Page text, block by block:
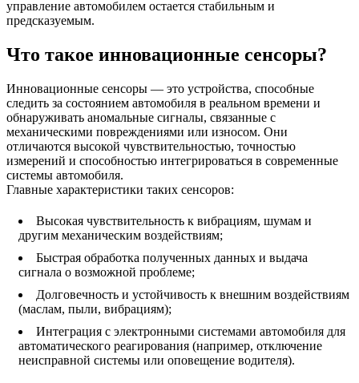
управление автомобилем остается стабильным и
предсказуемым.
Что такое инновационные сенсоры?
Инновационные сенсоры — это устройства, способные
следить за состоянием автомобиля в реальном времени и
обнаруживать аномальные сигналы, связанные с
механическими повреждениями или износом. Они
отличаются высокой чувствительностью, точностью
измерений и способностью интегрироваться в современные
системы автомобиля.
Главные характеристики таких сенсоров:
Высокая чувствительность к вибрациям, шумам и
другим механическим воздействиям;
Быстрая обработка полученных данных и выдача
сигнала о возможной проблеме;
Долговечность и устойчивость к внешним воздействиям
(маслам, пыли, вибрациям);
Интеграция с электронными системами автомобиля для
автоматического реагирования (например, отключение
неисправной системы или оповещение водителя).